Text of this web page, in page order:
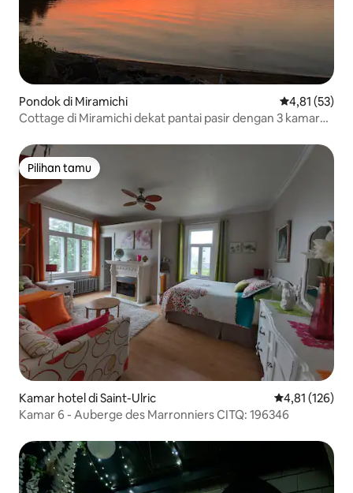
Pondok di Miramichi Nilai rata-
4,81 (53)
Cottage di Miramichi dekat pantai pasir dengan 3 kamar
Pilihan tamu
Pilihan tamu
Kamar hotel di Saint-Ulric Nilai rata-rata
4,81 (126)
Kamar 6 - Auberge des Marronniers CITQ: 196346